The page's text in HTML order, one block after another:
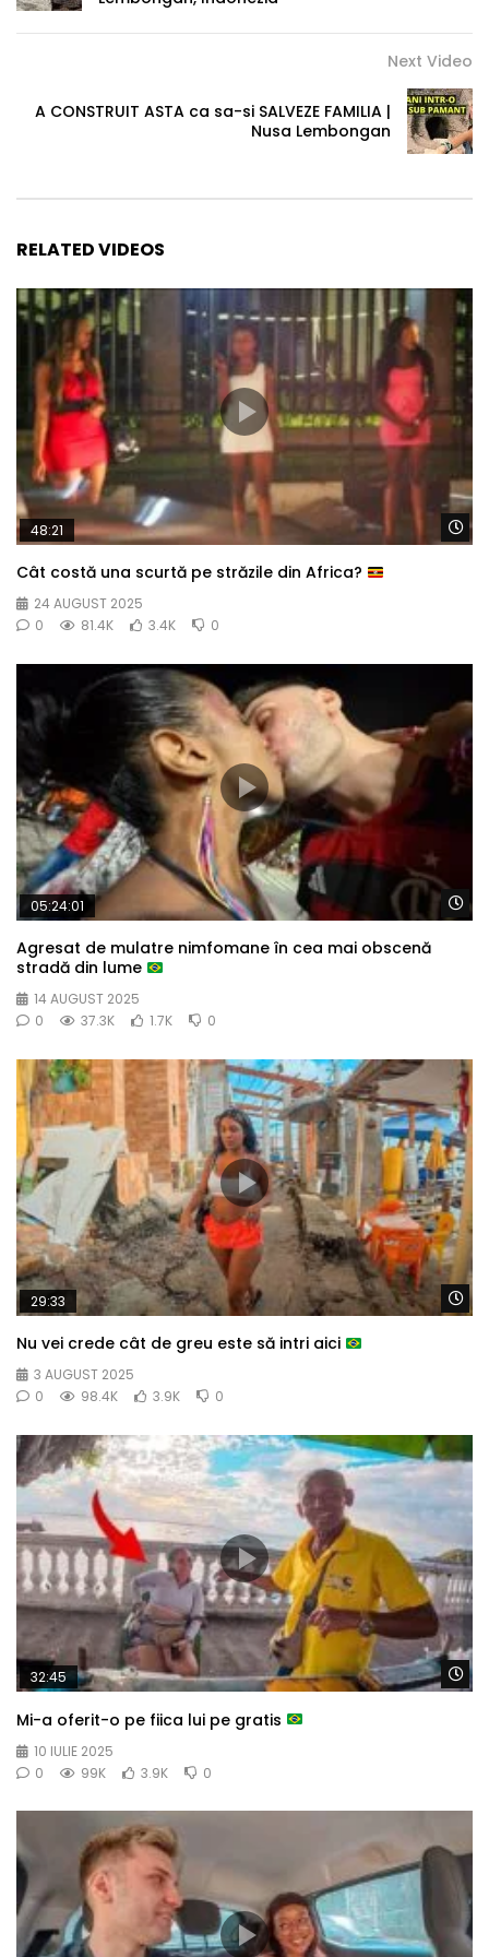
Next Video
A CONSTRUIT ASTA ca sa-si SALVEZE FAMILIA |
Nusa Lembongan
RELATED VIDEOS
48:21
Cât costă una scurtă pe străzile din Africa?
24 AUGUST 2025
0
81.4K 3.4K 0
05:24:01
Agresat de mulatre nimfomane în cea mai obscenă
stradă din lume
14 AUGUST 2025
0
37.3K 1.7K 0
29:33
Nu vei crede cât de greu este să intri aici
3 AUGUST 2025
0
98.4K 3.9K 0
32:45
Mi-a oferit-o pe fiica lui pe gratis
10 IULIE 2025
0
99K 3.9K 0